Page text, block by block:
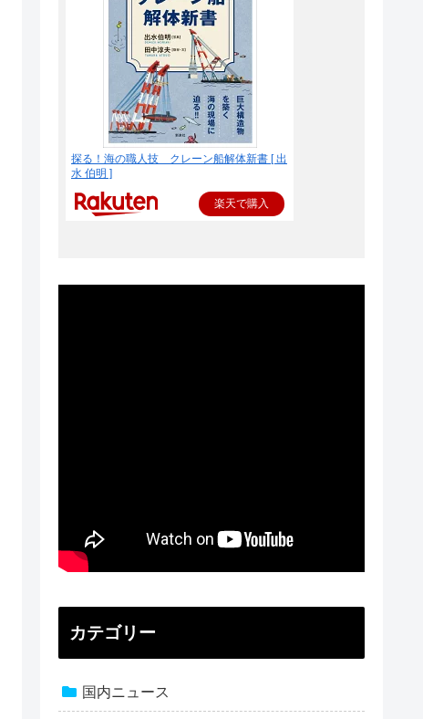
探る！海の職人技 クレーン船解体新書 [ 出
水 伯明 ]
楽天で購入
カテゴリー
国内ニュース